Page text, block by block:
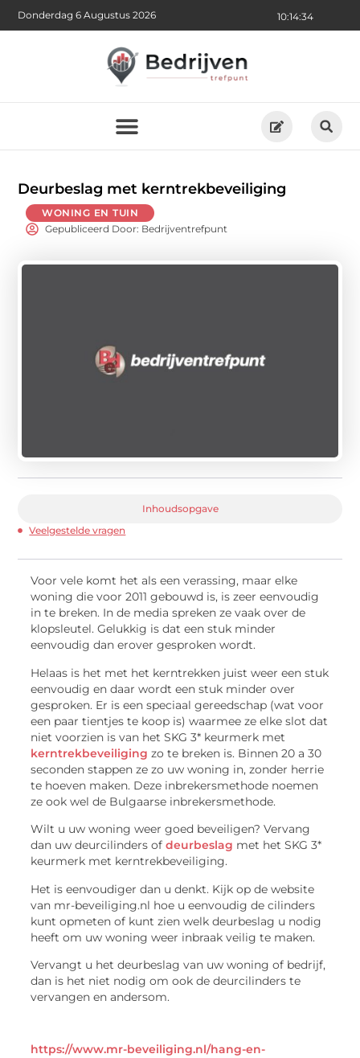
10:14:35
Donderdag 6 Augustus 2026
Deurbeslag met kerntrekbeveiliging
WONING EN TUIN
Gepubliceerd Door: Bedrijventrefpunt
Inhoudsopgave
Veelgestelde vragen
Voor vele komt het als een verassing, maar elke
woning die voor 2011 gebouwd is, is zeer eenvoudig
in te breken. In de media spreken ze vaak over de
klopsleutel. Gelukkig is dat een stuk minder
eenvoudig dan erover gesproken wordt.
Helaas is het met het kerntrekken juist weer een stuk
eenvoudig en daar wordt een stuk minder over
gesproken. Er is een speciaal gereedschap (wat voor
een paar tientjes te koop is) waarmee ze elke slot dat
niet voorzien is van het SKG 3* keurmerk met
kerntrekbeveiliging zo te breken is. Binnen 20 a 30
seconden stappen ze zo uw woning in, zonder herrie
te hoeven maken. Deze inbrekersmethode noemen
ze ook wel de Bulgaarse inbrekersmethode.
Wilt u uw woning weer goed beveiligen? Vervang
dan uw deurcilinders ofdeurbeslag met het SKG 3*
keurmerk met kerntrekbeveiliging.
Het is eenvoudiger dan u denkt. Kijk op de website
van mr-beveiliging.nl hoe u eenvoudig de cilinders
kunt opmeten of kunt zien welk deurbeslag u nodig
heeft om uw woning weer inbraak veilig te maken.
Vervangt u het deurbeslag van uw woning of bedrijf,
dan is het niet nodig om ook de deurcilinders te
vervangen en andersom.
https://www.mr-beveiliging.nl/hang-en-